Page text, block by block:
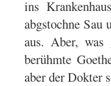
ins
abgstochne
aus. Aber,
berühmte
aber der Dokter